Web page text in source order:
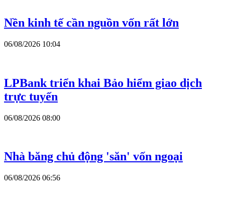
Nền kinh tế cần nguồn vốn rất lớn
06/08/2026 10:04
LPBank triển khai Bảo hiểm giao dịch
trực tuyến
06/08/2026 08:00
Nhà băng chủ động 'săn' vốn ngoại
06/08/2026 06:56